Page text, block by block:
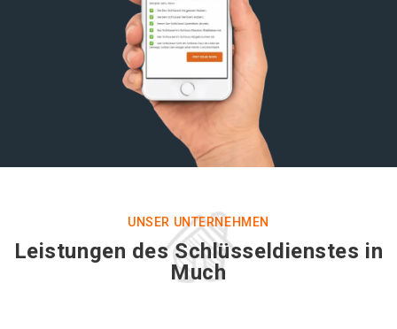
UNSER UNTERNEHMEN
Leistungen des Schlüsseldienstes in
Much